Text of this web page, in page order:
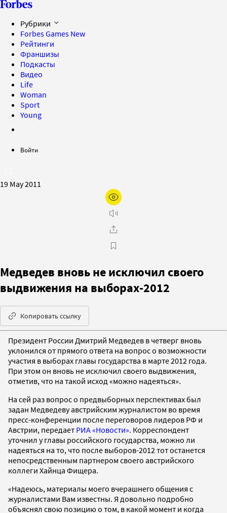
Рубрики
Forbes Games New
Рейтинги
Франшизы
Подкасты
Видео
Life
Woman
Sport
Young
Войти
19 May 2011
Медведев вновь не исключил своего
выдвижения на выборах-2012
Копировать ссылку
Президент России Дмитрий Медведев в четверг вновь
уклонился от прямого ответа на вопрос о возможности
участия в выборах главы государства в марте 2012 года.
При этом он вновь не исключил своего выдвижения,
отметив, что на такой исход «можно надеяться».
На сей раз вопрос о предвыборных перспективах был
задан Медведеву австрийским журналистом во время
пресс-конференции после переговоров лидеров РФ и
Австрии, передает РИА «Новости». Корреспондент
уточнил у главы российского государства, можно ли
надеяться на то, что после выборов-2012 тот останется
непосредственным партнером своего австрийского
коллеги Хайнца Фищера.
«Надеюсь, материалы моего вчерашнего общения с
журналистами Вам известны. Я довольно подробно
объяснял свою позицию о том, в какой момент и когда